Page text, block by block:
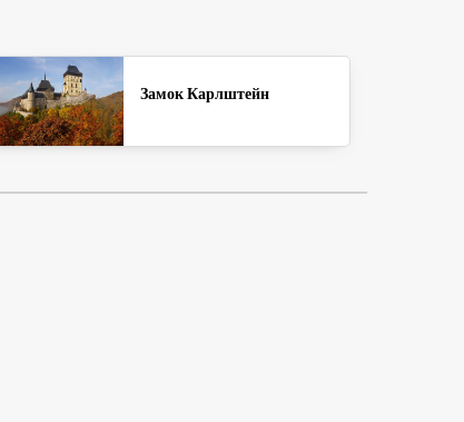
Замок Карлштейн